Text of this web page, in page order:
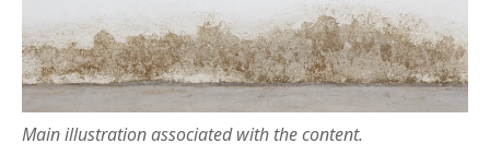
Main illustration associated with the content.